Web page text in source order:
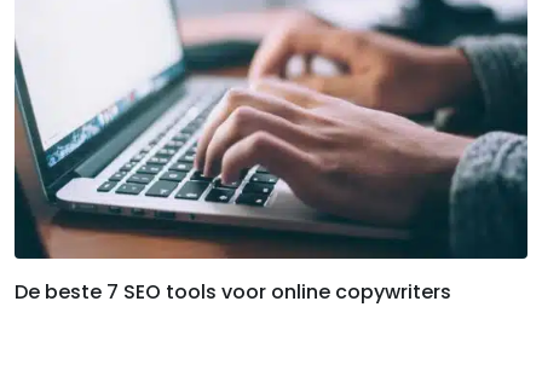
De beste 7 SEO tools voor online copywriters